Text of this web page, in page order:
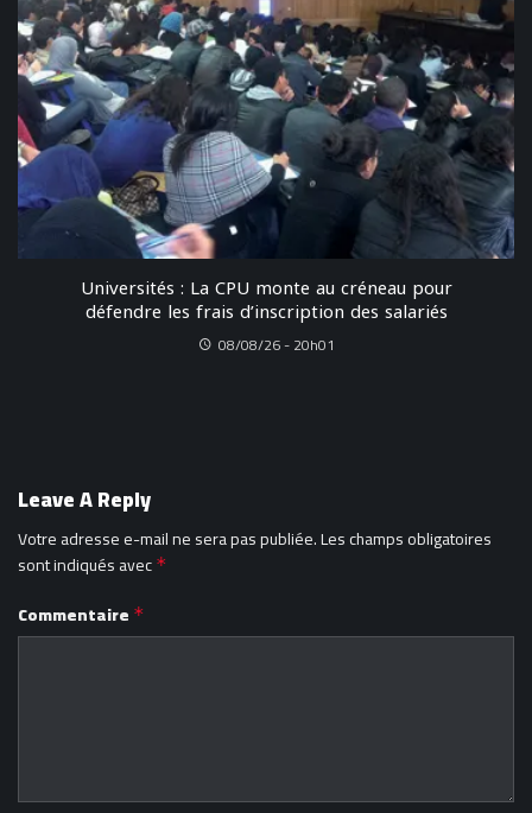
Universités : La CPU monte au créneau pour
défendre les frais d’inscription des salariés
08/08/26 - 20h01
Leave A Reply
Votre adresse e-mail ne sera pas publiée.Les champs obligatoires
sont indiqués avec *
Commentaire *